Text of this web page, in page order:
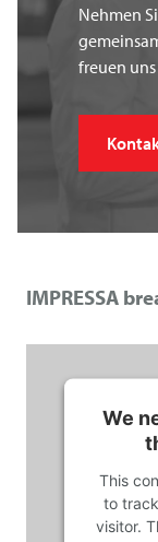
Nehmen
freuen
IMPRESSA
We
This
to
visitor.